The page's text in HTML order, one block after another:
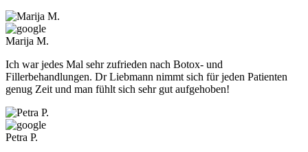
Marija M.
Ich war jedes Mal sehr zufrieden nach Botox- und
Fillerbehandlungen. Dr Liebmann nimmt sich für jeden Patienten
genug Zeit und man fühlt sich sehr gut aufgehoben!
Petra P.